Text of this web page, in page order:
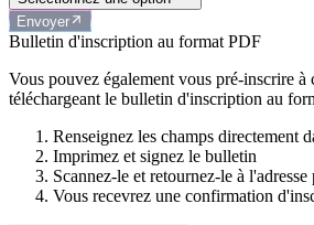
Envoyer
Bulletin d'inscription au format PDF
Vous pouvez également vous pré-inscrire à
téléchargeant le bulletin d'inscription au
Renseignez les champs directement
Imprimez et signez le bulletin
Scannez-le et retournez-le à
Vous recevrez une confirmation